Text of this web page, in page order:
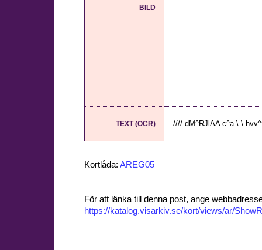
BILD
TEXT (OCR) //// dM^RJlAA c^a \ \
Kortlåda: AREG05
För att länka till denna post, ange
https://katalog.visarkiv.se/kort/views/ar/